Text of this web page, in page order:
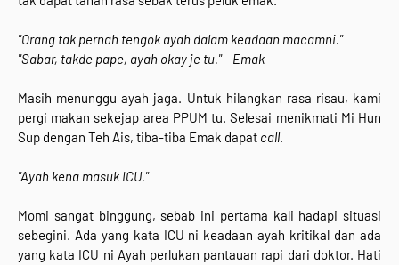
"Orang tak pernah tengok ayah dalam keadaan macamni."
"Sabar, takde pape, ayah okay je tu." - Emak
Masih menunggu ayah jaga. Untuk hilangkan rasa risau, kami
pergi makan sekejap area PPUM tu. Selesai menikmati Mi Hun
Sup dengan Teh Ais, tiba-tiba Emak dapat call.
"Ayah kena masuk ICU."
Momi sangat binggung, sebab ini pertama kali hadapi situasi
sebegini. Ada yang kata ICU ni keadaan ayah kritikal dan ada
yang kata ICU ni Ayah perlukan pantauan rapi dari doktor. Hati